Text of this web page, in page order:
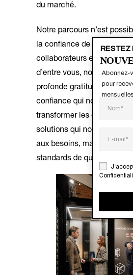
du marché.
Notre parcours n’est
la confiance de nos clients,
collaborateurs et
d’entre vous, nous
profonde gratitude. C’est
confiance qui nous inspire
transformer les espaces,
solutions qui non
aux besoins, mais élèvent
standards de qualité et de
RESTEZ
Abonnez-
pour